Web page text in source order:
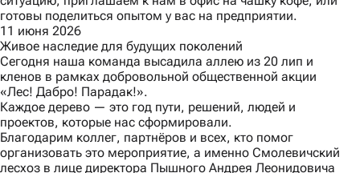
готовы поделиться опытом у вас на предприятии.
11 июня 2026
Живое наследие для будущих поколений
Сегодня наша команда высадила аллею из 20 лип и
кленов в рамках добровольной общественной акции
«Лес! Дабро! Парадак!».
Каждое дерево — это год пути, решений, людей и
проектов, которые нас сформировали.
Благодарим коллег, партнёров и всех, кто помог
организовать это мероприятие, а именно Смолевичский
лесхоз в лице директора Пышного Андрея Леонидовича